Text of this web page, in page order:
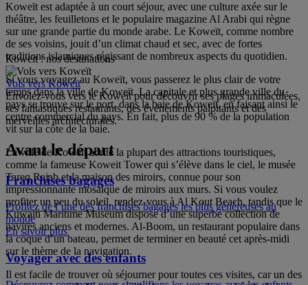
Koweït est adaptée à un court séjour, avec une culture axée sur le
théâtre, les feuilletons et le populaire magazine Al Arabi qui règne
sur une grande partie du monde arabe. Le Koweït, comme nombre
de ses voisins, jouit d’un climat chaud et sec, avec de fortes
traditions islamiques régissant de nombreux aspects du quotidien.
Si vous voyagez au Koweït, vous passerez le plus clair de votre
temps dans la ville de Koweït. La capitale et plus grande ville du
pays se trouve sur le port, dans la baie de Koweït, en faisant ainsi le
centre commercial du pays. En fait, plus de 90 % de la population
vit sur la côte de la baie.
La ville de Koweït abrite la plupart des attractions touristiques,
comme la fameuse Koweit Tower qui s’élève dans le ciel, le musée
Tareq Rajab et la maison des miroirs, connue pour son
impressionnante mosaïque de miroirs aux murs. Si vous voulez
profiter un peu du soleil, rendez-vous à Al Kout Beach, tandis que le
Kuwaiti Maritime Museum dispose d’une superbe collection de
navires anciens et modernes. Al-Boom, un restaurant populaire dans
la coque d’un bateau, permet de terminer en beauté cet après-midi
sur le thème de la navigation.
Il est facile de trouver où séjourner pour toutes ces visites, car un des
Koweït : nos destinations
Vols vers Koweït
Envolez-vous vers le Koweït pour découvrir ses plages immaculées,
ses fantastiques restaurants, des événements palpitants et des
merveilles architecturales.
Avant le départ
Franchises bagages
Profitez de l’une des franchises bagages les plus généreuses au
monde
En savoir plus
Voyager avec des enfants